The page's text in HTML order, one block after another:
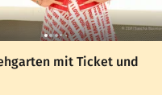
mit Ticket und